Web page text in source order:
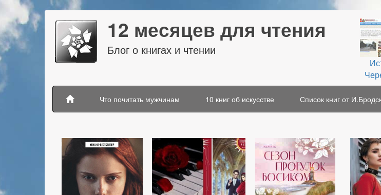
12 месяцев для чтения
Блог о книгах и чтении
Что почитать мужчинам 10 книг об искусстве Список книг от